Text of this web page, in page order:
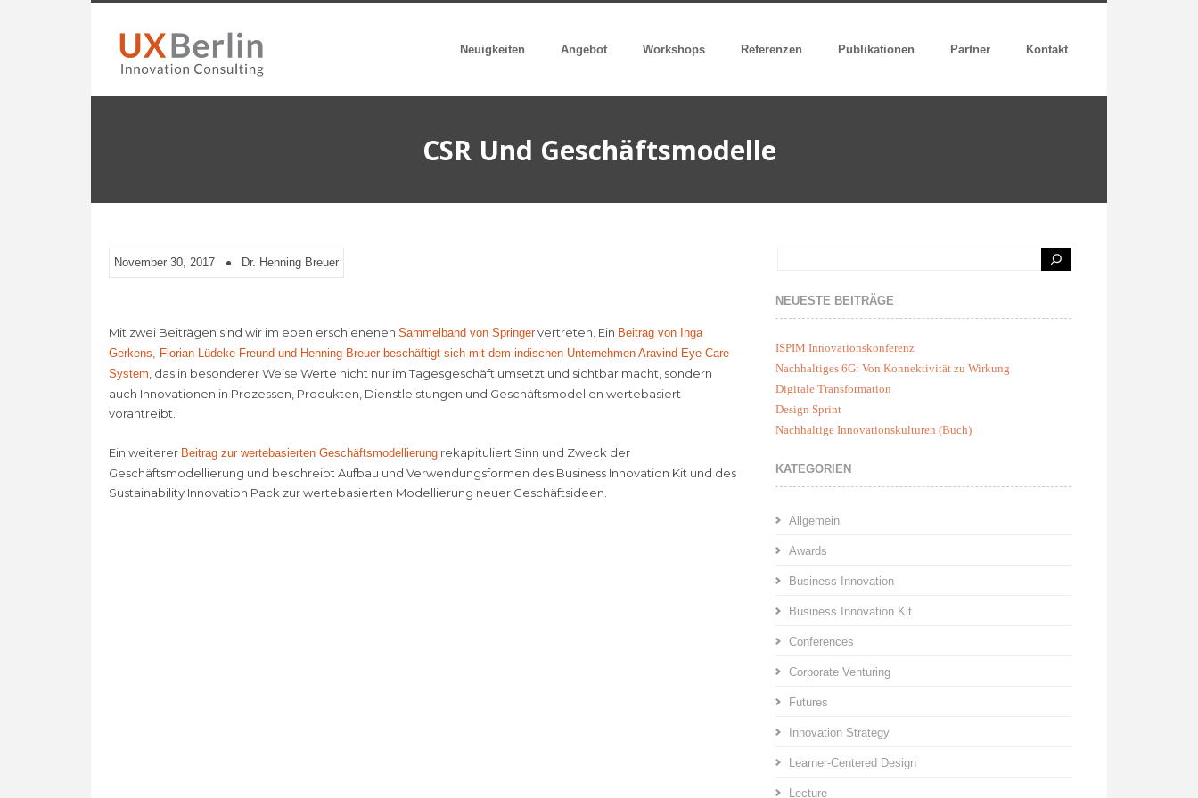
Neuigkeiten Angebot Workshops Referenzen Publikationen Partner Kontakt
CSR Und Geschäftsmodelle
November 30, 2017 Dr. Henning Breuer
Mit zwei Beiträgen sind wir im eben erschienenen Sammelband von Springervertreten. Ein Beitrag von Inga
Gerkens, Florian Lüdeke-Freund und Henning Breuer beschäftigt sich mit dem indischen Unternehmen Aravind Eye Care
System , das in besonderer Weise Werte nicht nur im Tagesgeschäft umsetzt und sichtbar macht, sondern
auch Innovationen in Prozessen, Produkten, Dienstleistungen und Geschäftsmodellen wertebasiert
vorantreibt.
Ein weiterer Beitrag zur wertebasierten Geschäftsmodellierung rekapituliert Sinn und Zweck der
Geschäftsmodellierung und beschreibt Aufbau und Verwendungsformen des Business Innovation Kit und des
Sustainability Innovation Pack zur wertebasierten Modellierung neuer Geschäftsideen.
NEUESTE BEITRÄGE
ISPIM Innovationskonferenz
Nachhaltiges 6G: Von Konnektivität zu Wirkung
Digitale Transformation
Design Sprint
Nachhaltige Innovationskulturen (Buch)
KATEGORIEN
Allgemein
Awards
Business Innovation
Business Innovation Kit
Conferences
Corporate Venturing
Futures
Innovation Strategy
Learner-Centered Design
Lecture